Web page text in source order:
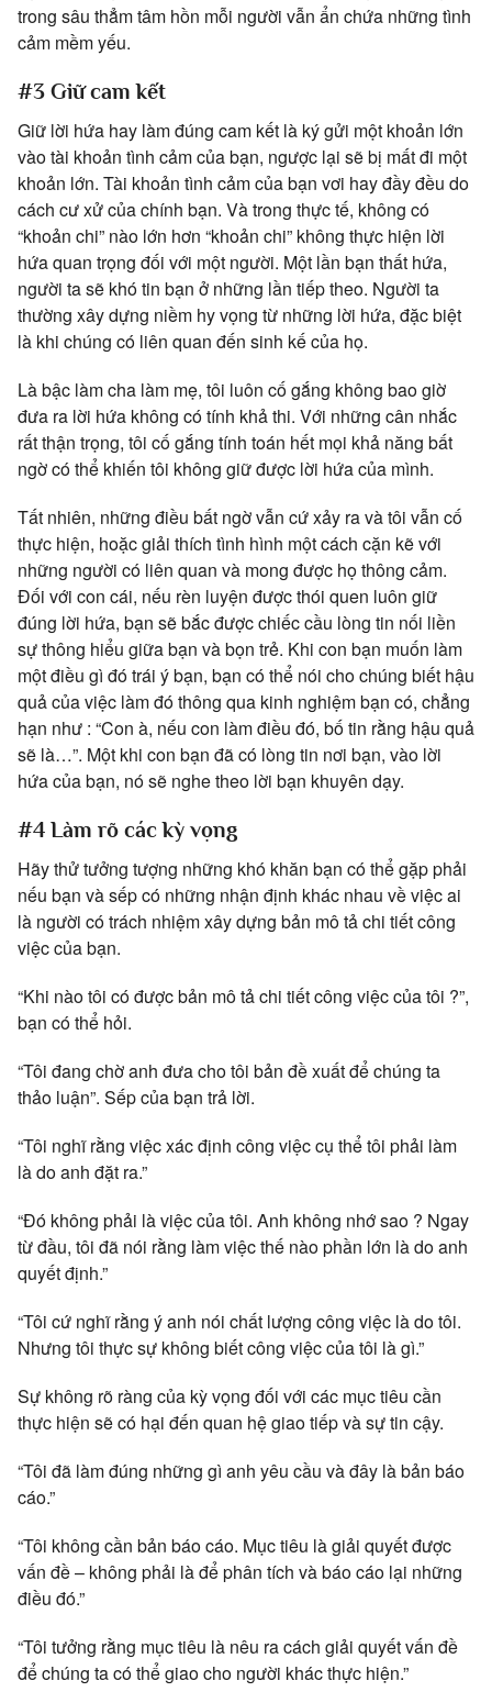
trong sâu thẳm tâm hồn mỗi người vẫn ẩn chứa những tình
cảm mềm yếu.
#3 Giữ cam kết
Giữ lời hứa hay làm đúng cam kết là ký gửi một khoản lớn
vào tài khoản tình cảm của bạn, ngược lại sẽ bị mất đi một
khoản lớn. Tài khoản tình cảm của bạn vơi hay đầy đều do
cách cư xử của chính bạn. Và trong thực tế, không có
“khoản chi” nào lớn hơn “khoản chi” không thực hiện lời
hứa quan trọng đối với một người. Một lần bạn thất hứa,
người ta sẽ khó tin bạn ở những lần tiếp theo. Người ta
thường xây dựng niềm hy vọng từ những lời hứa, đặc biệt
là khi chúng có liên quan đến sinh kế của họ.
Là bậc làm cha làm mẹ, tôi luôn cố gắng không bao giờ
đưa ra lời hứa không có tính khả thi. Với những cân nhắc
rất thận trọng, tôi cố gắng tính toán hết mọi khả năng bất
ngờ có thể khiến tôi không giữ được lời hứa của mình.
Tất nhiên, những điều bất ngờ vẫn cứ xảy ra và tôi vẫn cố
thực hiện, hoặc giải thích tình hình một cách cặn kẽ với
những người có liên quan và mong được họ thông cảm.
Đối với con cái, nếu rèn luyện được thói quen luôn giữ
đúng lời hứa, bạn sẽ bắc được chiếc cầu lòng tin nối liền
sự thông hiểu giữa bạn và bọn trẻ. Khi con bạn muốn làm
một điều gì đó trái ý bạn, bạn có thể nói cho chúng biết hậu
quả của việc làm đó thông qua kinh nghiệm bạn có, chẳng
hạn như : “Con à, nếu con làm điều đó, bố tin rằng hậu quả
sẽ là…”. Một khi con bạn đã có lòng tin nơi bạn, vào lời
hứa của bạn, nó sẽ nghe theo lời bạn khuyên dạy.
#4 Làm rõ các kỳ vọng
Hãy thử tưởng tượng những khó khăn bạn có thể gặp phải
nếu bạn và sếp có những nhận định khác nhau về việc ai
là người có trách nhiệm xây dựng bản mô tả chi tiết công
việc của bạn.
“Khi nào tôi có được bản mô tả chi tiết công việc của tôi ?”,
bạn có thể hỏi.
“Tôi đang chờ anh đưa cho tôi bản đề xuất để chúng ta
thảo luận”. Sếp của bạn trả lời.
“Tôi nghĩ rằng việc xác định công việc cụ thể tôi phải làm
là do anh đặt ra.”
“Đó không phải là việc của tôi. Anh không nhớ sao ? Ngay
từ đầu, tôi đã nói rằng làm việc thế nào phần lớn là do anh
quyết định.”
“Tôi cứ nghĩ rằng ý anh nói chất lượng công việc là do tôi.
Nhưng tôi thực sự không biết công việc của tôi là gì.”
Sự không rõ ràng của kỳ vọng đối với các mục tiêu cần
thực hiện sẽ có hại đến quan hệ giao tiếp và sự tin cậy.
“Tôi đã làm đúng những gì anh yêu cầu và đây là bản báo
cáo.”
“Tôi không cần bản báo cáo. Mục tiêu là giải quyết được
vấn đề – không phải là để phân tích và báo cáo lại những
điều đó.”
“Tôi tưởng rằng mục tiêu là nêu ra cách giải quyết vấn đề
để chúng ta có thể giao cho người khác thực hiện.”